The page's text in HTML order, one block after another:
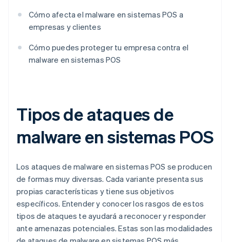
Cómo afecta el malware en sistemas POS a
empresas y clientes
Cómo puedes proteger tu empresa contra el
malware en sistemas POS
Tipos de ataques de
malware en sistemas POS
Los ataques de malware en sistemas POS se producen
de formas muy diversas. Cada variante presenta sus
propias características y tiene sus objetivos
específicos. Entender y conocer los rasgos de estos
tipos de ataques te ayudará a reconocer y responder
ante amenazas potenciales. Estas son las modalidades